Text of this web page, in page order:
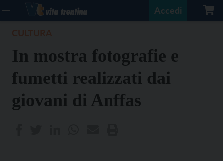
Accedi
In mostra fotografie e
fumetti realizzati dai
giovani di Anffas